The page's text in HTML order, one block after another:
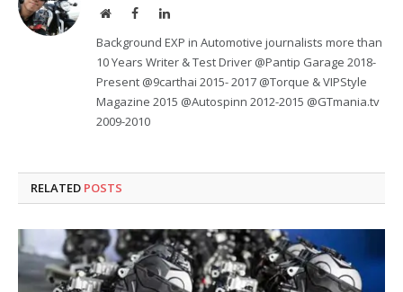
WebsiteFacebookLinkedIn
Background EXP in Automotive journalists more than
10 Years Writer & Test Driver @Pantip Garage 2018-
Present @9carthai 2015- 2017 @Torque & VIPStyle
Magazine 2015 @Autospinn 2012-2015 @GTmania.tv
2009-2010
RELATED POSTS